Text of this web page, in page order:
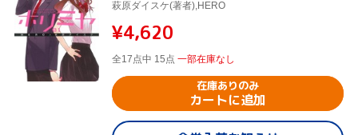
萩原ダイスケ(著者),HERO
¥4,620
全17点中 15点 一部在庫なし
在庫ありのみ
カートに追加